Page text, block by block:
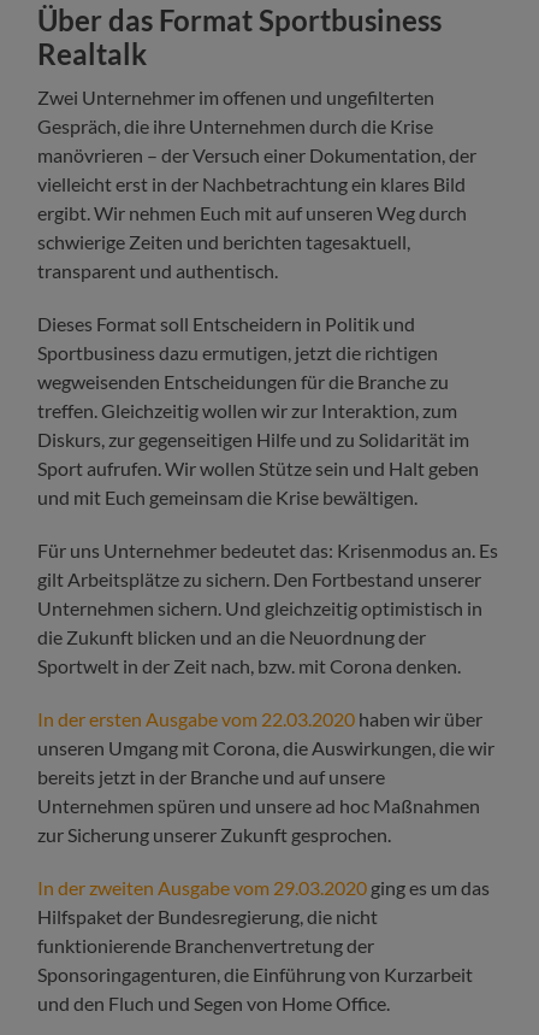
Über das Format Sportbusiness
Realtalk
Zwei Unternehmer im offenen und ungefilterten
Gespräch, die ihre Unternehmen durch die Krise
manövrieren – der Versuch einer Dokumentation, der
vielleicht erst in der Nachbetrachtung ein klares Bild
ergibt. Wir nehmen Euch mit auf unseren Weg durch
schwierige Zeiten und berichten tagesaktuell,
transparent und authentisch.
Dieses Format soll Entscheidern in Politik und
Sportbusiness dazu ermutigen, jetzt die richtigen
wegweisenden Entscheidungen für die Branche zu
treffen. Gleichzeitig wollen wir zur Interaktion, zum
Diskurs, zur gegenseitigen Hilfe und zu Solidarität im
Sport aufrufen. Wir wollen Stütze sein und Halt geben
und mit Euch gemeinsam die Krise bewältigen.
Für uns Unternehmer bedeutet das: Krisenmodus an. Es
gilt Arbeitsplätze zu sichern. Den Fortbestand unserer
Unternehmen sichern. Und gleichzeitig optimistisch in
die Zukunft blicken und an die Neuordnung der
Sportwelt in der Zeit nach, bzw. mit Corona denken.
In der ersten Ausgabe vom 22.03.2020 haben wir über
unseren Umgang mit Corona, die Auswirkungen, die wir
bereits jetzt in der Branche und auf unsere
Unternehmen spüren und unsere ad hoc Maßnahmen
zur Sicherung unserer Zukunft gesprochen.
In der zweiten Ausgabe vom 29.03.2020 ging es um das
Hilfspaket der Bundesregierung, die nicht
funktionierende Branchenvertretung der
Sponsoringagenturen, die Einführung von Kurzarbeit
und den Fluch und Segen von Home Office.